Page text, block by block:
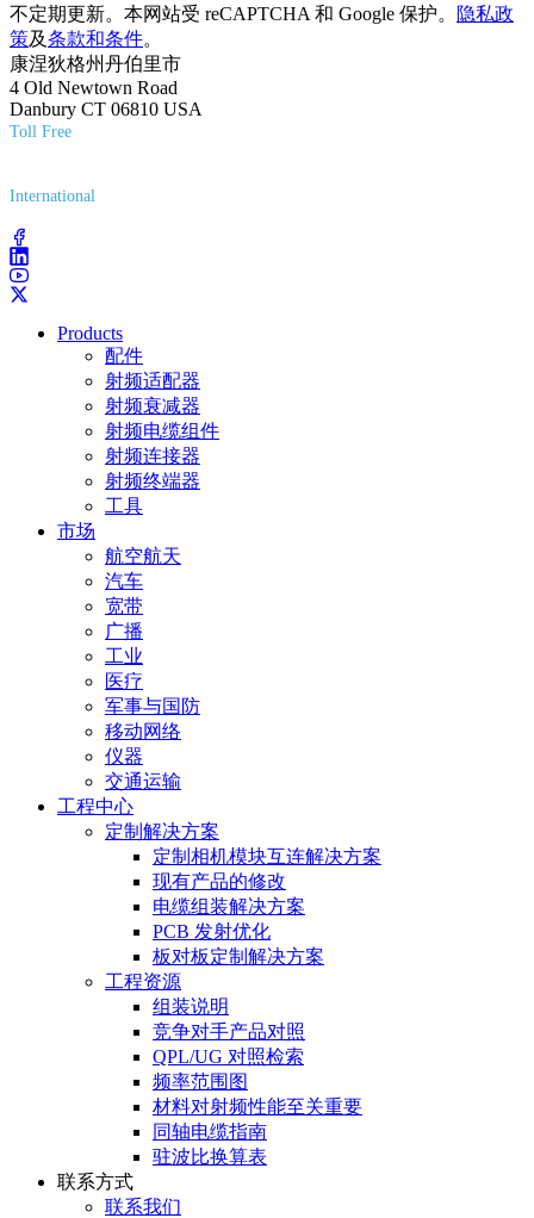
不定期更新。本网站受 reCAPTCHA 和 Google 保护。
隐私政
策及条款和条件。
康涅狄格州丹伯里市
4 Old Newtown Road
Danbury CT 06810 USA
Toll Free
International
Products
配件
射频适配器
射频衰减器
射频电缆组件
射频连接器
射频终端器
工具
市场
航空航天
汽车
宽带
广播
工业
医疗
军事与国防
移动网络
仪器
交通运输
工程中心
定制解决方案
定制相机模块互连解决方案
现有产品的修改
电缆组装解决方案
PCB 发射优化
板对板定制解决方案
工程资源
组装说明
竞争对手产品对照
QPL/UG 对照检索
频率范围图
材料对射频性能至关重要
同轴电缆指南
驻波比换算表
联系方式
联系我们